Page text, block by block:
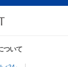
ついて